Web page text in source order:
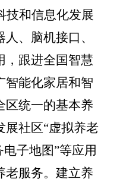
技和信息化发展
、脑机接口、
，跟进全国智慧
智能化家居和智
区统一的基本养
展社区“虚拟养老
电子地图”等应用
老服务。建立养